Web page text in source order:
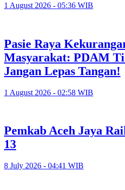
1 August 2026 - 05:36 WIB
Pasie Raya
Masyarakat: PDAM
Jangan Lepas Tangan!
1 August 2026 - 02:58 WIB
Pemkab Aceh Jaya
13
8 July 2026 - 04:41 WIB